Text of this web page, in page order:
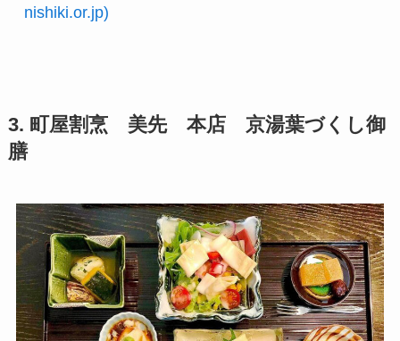
nishiki.or.jp)
3. 町屋割烹 美先 本店 京湯葉づくし御
膳